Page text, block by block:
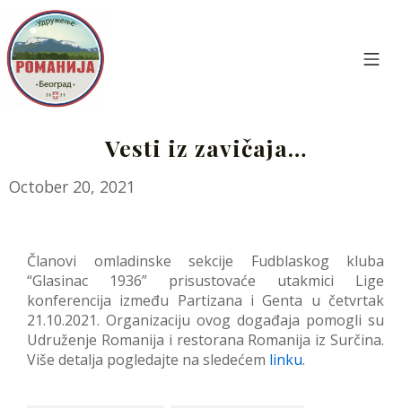
content
Vesti iz zavičaja…
October 20, 2021
Članovi omladinske sekcije Fudblaskog kluba
“Glasinac 1936” prisustovaće utakmici Lige
konferencija između Partizana i Genta u četvrtak
21.10.2021. Organizaciju ovog događaja pomogli su
Udruženje Romanija i restorana Romanija iz Surčina.
Više detalja pogledajte na sledećem linku.